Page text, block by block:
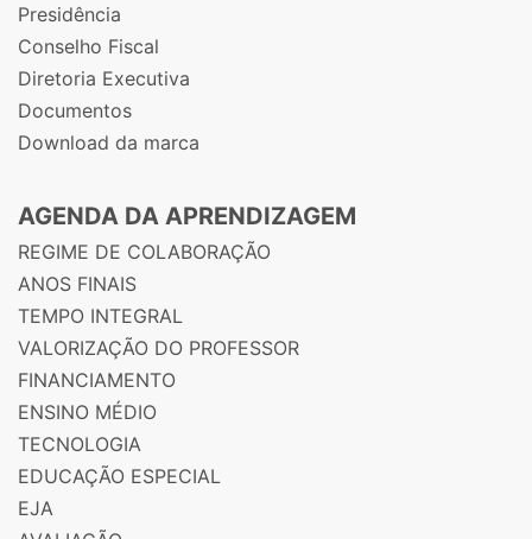
Presidência
Conselho Fiscal
Diretoria Executiva
Documentos
Download da marca
AGENDA DA APRENDIZAGEM
REGIME DE COLABORAÇÃO
ANOS FINAIS
TEMPO INTEGRAL
VALORIZAÇÃO DO PROFESSOR
FINANCIAMENTO
ENSINO MÉDIO
TECNOLOGIA
EDUCAÇÃO ESPECIAL
EJA